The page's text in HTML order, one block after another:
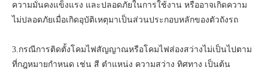
ความมั่นคงแข็งแรง และปลอดภัยในการใช้งาน หรืออาจเกิดความ
ไม่ปลอดภัยเมื่อเกิดอุบัติเหตุมาเป็นส่วนประกอบหลักของตัวถังรถ
3.กรณีการติดตั้งโคมไฟสัญญาณหรือโคมไฟส่องสว่างไม่เป็นไปตาม
ที่กฎหมายกำหนด เช่น สี ตำแหน่ง ความสว่าง ทิศทาง เป็นต้น